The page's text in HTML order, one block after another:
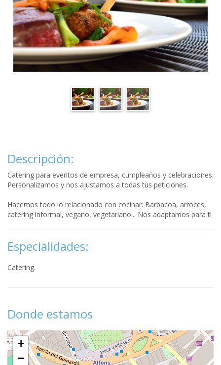
Descripción:
Catering para eventos de empresa, cumpleaños y celebraciones.
Personalizamos y nos ajustamos a todas tus peticiones.
Hacemos todo lo relacionado con cocinar: Barbacoa, arroces,
catering informal, vegano, vegetariano... Nos adaptamos para ti
Especialidades:
Catering.
Donde estamos
+
−